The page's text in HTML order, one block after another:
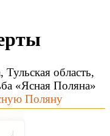
область,
«Ясная Поляна»
Поляну